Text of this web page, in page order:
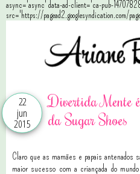
async='async' data-ad-client='ca-pub-
src='https://pagead2.googlesyndication.com/
22
jun
2015
Divertida Mente
da Sugar Shoes
Claro que as mamães e papais
maior sucesso com a criançada do